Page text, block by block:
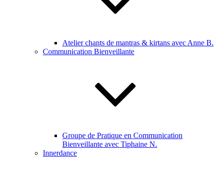
Atelier chants de mantras & kirtans avec Anne B.
Communication Bienveillante
Groupe de Pratique en Communication
Bienveillante avec Tiphaine N.
Innerdance